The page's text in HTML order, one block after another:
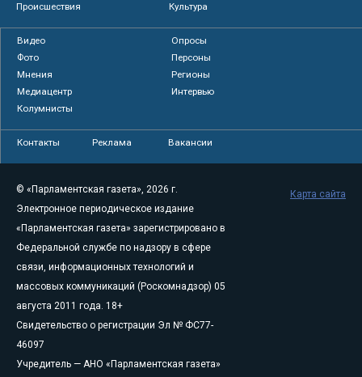
Происшествия
Культура
Видео
Опросы
Фото
Персоны
Мнения
Регионы
Медиацентр
Интервью
Колумнисты
Контакты Реклама Вакансии
© «Парламентская газета», 2026 г.
Электронное периодическое издание
«Парламентская газета» зарегистрировано в
Федеральной службе по надзору в сфере
связи, информационных технологий и
массовых коммуникаций (Роскомнадзор) 05
августа 2011 года. 18+
Свидетельство о регистрации Эл № ФС77-
46097
Учредитель — АНО «Парламентская газета»
Карта сайта